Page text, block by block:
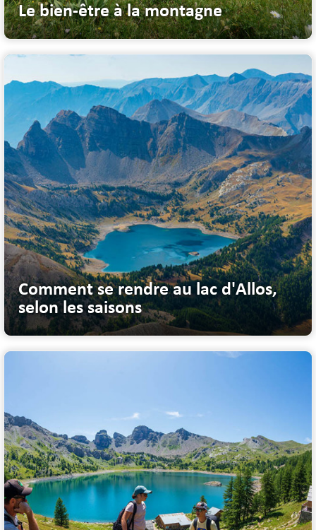
Le bien-être à la montagne
La montagne... ou le bien-être à la source
Comment se rendre au lac d'Allos,
selon les saisons
Le lac d'Allos est un véritable joyau à ciel ouvert, dans le coeur ...